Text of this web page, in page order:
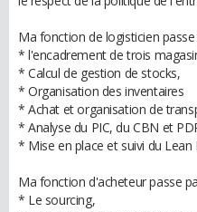
Ma fonction de logisticien passe
* l'encadrement de trois
* Calcul de gestion de stocks,
* Organisation des inventaires
* Achat et organisation de
* Analyse du PIC, du CBN et
* Mise en place et suivi du
Ma fonction d'acheteur passe
* Le sourcing,